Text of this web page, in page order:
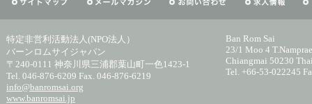
特定非営利活動法人(NPO法人）
バーンロムサイジャパン
〒240-0111 神奈川県三浦郡葉山町一色1423-1
Tel. 046-876-6209 Fax. 046-876-6219
info@banromsai.org
www.banromsai.jp
Ban Rom Sai
23/1 Moo 4
Chiangmai 50230
Tel. +66-53-022245